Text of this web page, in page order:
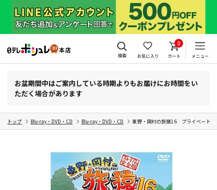
検索 お気に入り
0
カート メニュー
お盆期間中はご案内している時期よりもお届けにお時間をい
ただく場合があります
トップ Blu-ray・DVD・CD Blu-ray・DVD・CD 東野・岡村の旅猿16 プライベート